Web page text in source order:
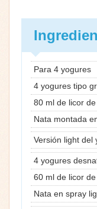
Para 4 yogures
4 yogures tipo
80 ml de licor
Nata montada
Versión light del
4 yogures
60 ml de licor
Nata en spray